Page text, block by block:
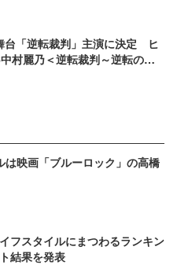
台「逆転裁判」主演に決定 ヒ
村麗乃＜逆転裁判～逆転のパ
は映画「ブルーロック」の高橋
フスタイルにまつわるランキン
結果を発表